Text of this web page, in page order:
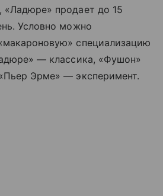
продает до 15
Условно можно
специализацию
— классика, «Фушон»
Эрме» — эксперимент.